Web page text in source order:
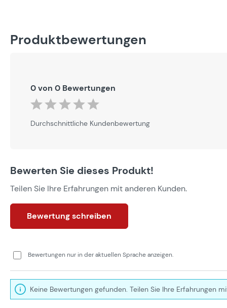
Produktbewertungen
0 von 0 Bewertungen
Durchschnittliche Bewertung von 0 von 5 Sternen
Durchschnittliche Kundenbewertung
Bewerten Sie dieses Produkt!
Teilen Sie Ihre Erfahrungen mit anderen Kunden.
Bewertung schreiben
Bewertungen nur in der aktuellen Sprache anzeigen.
Keine Bewertungen gefunden. Teilen Sie Ihre Erfahrungen